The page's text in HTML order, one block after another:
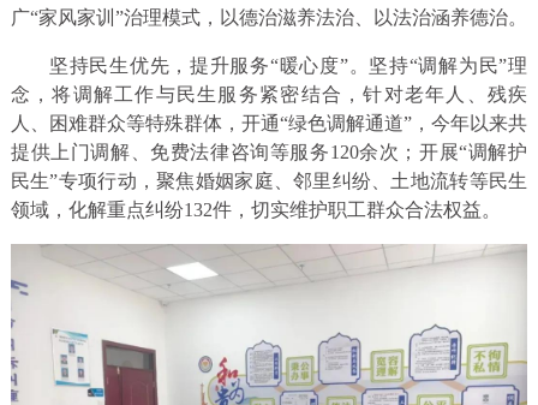
广“家风家训”治理模式，以德治滋养法治、以法治涵养德治。
坚持民生优先，提升服务“暖心度”。坚持“调解为民”理
念，将调解工作与民生服务紧密结合，针对老年人、残疾
人、困难群众等特殊群体，开通“绿色调解通道”，今年以来共
提供上门调解、免费法律咨询等服务120余次；开展“调解护
民生”专项行动，聚焦婚姻家庭、邻里纠纷、土地流转等民生
领域，化解重点纠纷132件，切实维护职工群众合法权益。